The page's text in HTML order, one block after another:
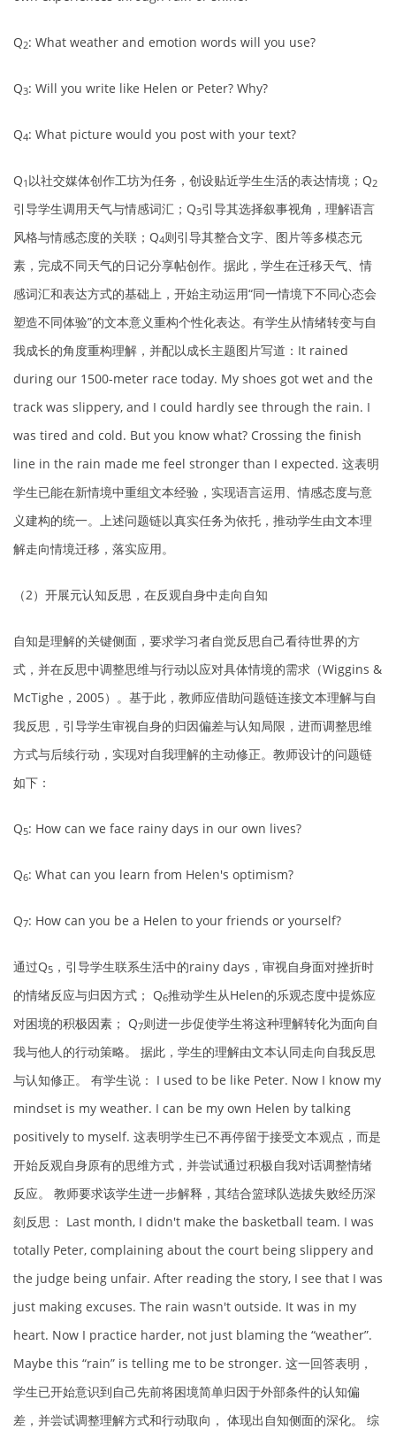
Q2: What weather and emotion words will you use?
Q3: Will you write like Helen or Peter? Why?
Q4: What picture would you post with your text?
Q1 以社交媒体创作工坊为任务，创设贴近学生生活的表达情境；Q2
引导学生调用天气与情感词汇；Q3引导其选择叙事视角，理解语言
风格与情感态度的关联；Q4则引导其整合文字、图片等多模态元
素，完成不同天气的日记分享帖创作。据此，学生在迁移天气、情
感词汇和表达方式的基础上，开始主动运用“同一情境下不同心态会
塑造不同体验”的文本意义重构个性化表达。有学生从情绪转变与自
我成长的角度重构理解，并配以成长主题图片写道：It rained
during our 1500-meter race today. My shoes got wet and the
track was slippery, and I could hardly see through the rain. I
was tired and cold. But you know what? Crossing the finish
line in the rain made me feel stronger than I expected. 这表明
学生已能在新情境中重组文本经验，实现语言运用、情感态度与意
义建构的统一。上述问题链以真实任务为依托，推动学生由文本理
解走向情境迁移，落实应用。
（2）开展元认知反思，在反观自身中走向自知
自知是理解的关键侧面，要求学习者自觉反思自己看待世界的方
式，并在反思中调整思维与行动以应对具体情境的需求（Wiggins &
McTighe，2005）。基于此，教师应借助问题链连接文本理解与自
我反思，引导学生审视自身的归因偏差与认知局限，进而调整思维
方式与后续行动，实现对自我理解的主动修正。教师设计的问题链
如下：
Q5: How can we face rainy days in our own lives?
Q6: What can you learn from Helen's optimism?
Q7: How can you be a Helen to your friends or yourself?
通过Q5 ，引导学生联系生活中的rainy days，审视自身面对挫折时
的情绪反应与归因方式； Q6推动学生从Helen的乐观态度中提炼应
对困境的积极因素； Q7则进一步促使学生将这种理解转化为面向自
我与他人的行动策略。 据此，学生的理解由文本认同走向自我反思
与认知修正。 有学生说： I used to be like Peter. Now I know my
mindset is my weather. I can be my own Helen by talking
positively to myself. 这表明学生已不再停留于接受文本观点，而是
开始反观自身原有的思维方式，并尝试通过积极自我对话调整情绪
反应。 教师要求该学生进一步解释，其结合篮球队选拔失败经历深
刻反思： Last month, I didn't make the basketball team. I was
totally Peter, complaining about the court being slippery and
the judge being unfair. After reading the story, I see that I was
just making excuses. The rain wasn't outside. It was in my
heart. Now I practice harder, not just blaming the “weather”.
Maybe this “rain” is telling me to be stronger. 这一回答表明，
学生已开始意识到自己先前将困境简单归因于外部条件的认知偏
差，并尝试调整理解方式和行动取向， 体现出自知侧面的深化。 综